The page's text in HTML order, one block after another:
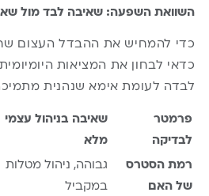
השוואת השפעה: שאיבה לבד מול
כדי להמחיש את ההבדל העצום
כדאי לבחון את המציאות
לבדה לעומת אימא שנהנית
פרמטר
לבדיקה
שאיבה בניהול עצמי
מלא
רמת הסטרס
של האם
גבוהה, ניהול מטלות
במקביל